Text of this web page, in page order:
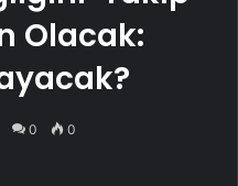
Olacak:
0 0